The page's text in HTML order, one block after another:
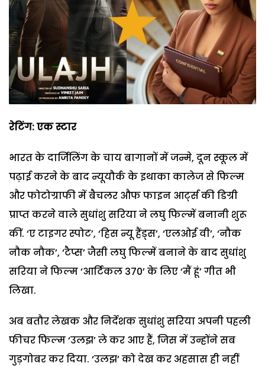
रेटिंग: एक स्टार
भारत के दार्जिलिंग के चाय बागानों में जन्मे, दून स्कूल में
पढ़ाई करने के बाद न्यूयौर्क के इथाका कालेज से फिल्म
और फोटोग्राफी में बैचलर औफ फाइन आर्ट्स की डिग्री
प्राप्त करने वाले सुधांशु सरिया ने लघु फिल्में बनानी शुरू
कीं. ‘ए टाइगर स्पोट’, ‘हिस न्यू हैंड्स’, ‘एलओई वी’, ‘नौक
नौक नौक’, ‘टैप्स’ जैसी लघु फिल्में बनाने के बाद सुधांशु
सरिया ने फिल्म ‘आर्टिकल 370’ के लिए ‘मैं हूं’ गीत भी
लिखा.
अब बतौर लेखक और निर्देशक सुधांशु सरिया अपनी पहली
फीचर फिल्म ‘उलझ’ ले कर आए हैं, जिस में उन्होंने सब
गुड़गोबर कर दिया. ‘उलझ’ को देख कर अहसास ही नहीं